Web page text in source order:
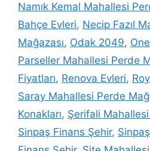
Namık Kemal Mahallesi
Bahçe Evleri, Necip Fazıl
Mağazası, Odak 2049,
Parseller Mahallesi Perde
Fiyatları, Renova Evleri,
Saray Mahallesi Perde
Konakları, Şerifali
Sinpaş Finans Şehir,